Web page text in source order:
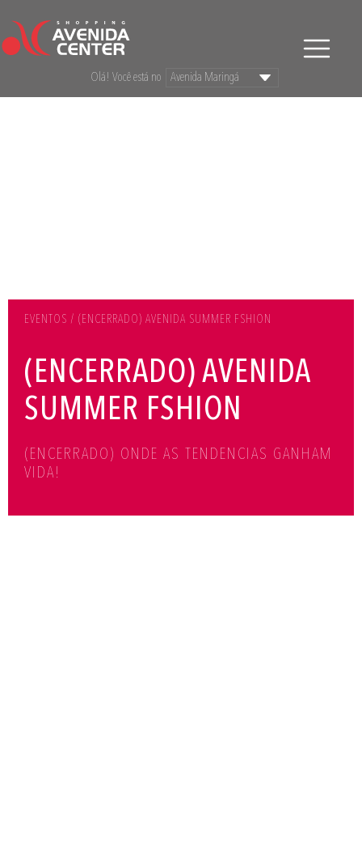
Olá! Você está no
EVENTOS / (ENCERRADO) AVENIDA SUMMER FSHION
(ENCERRADO) AVENIDA
SUMMER FSHION
(ENCERRADO) ONDE AS TENDENCIAS GANHAM
VIDA!